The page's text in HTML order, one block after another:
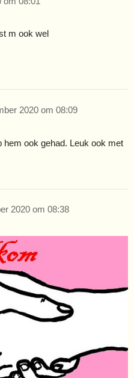
m ook wel
2020 om 08:09
hem ook gehad. Leuk ook met
2020 om 08:38